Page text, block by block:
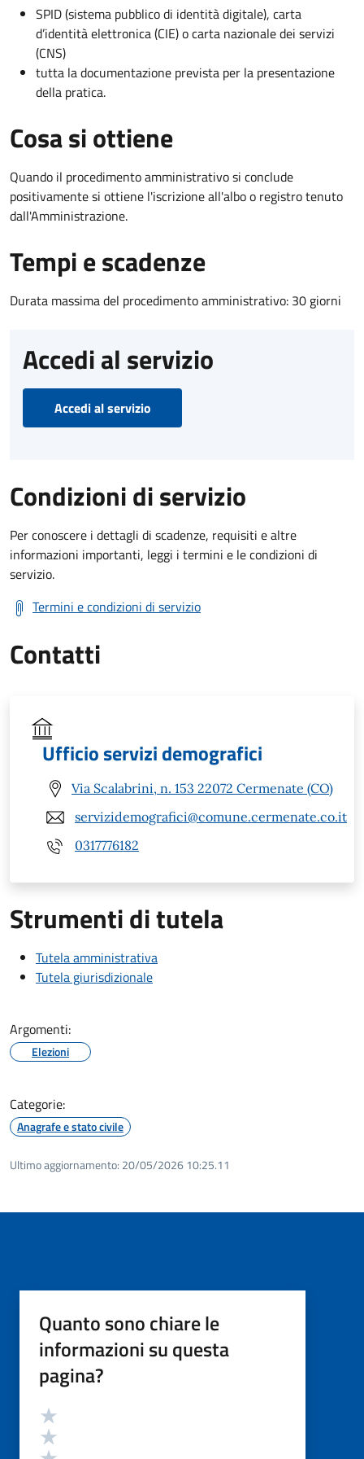
SPID (sistema pubblico di identità digitale), carta
d’identità elettronica (CIE) o carta nazionale dei servizi
(CNS)
tutta la documentazione prevista per la presentazione
della pratica.
Cosa si ottiene
Quando il procedimento amministrativo si conclude
positivamente si ottiene l'iscrizione all'albo o registro tenuto
dall'Amministrazione.
Tempi e scadenze
Durata massima del procedimento amministrativo: 30 giorni
Accedi al servizio
Accedi al servizio
Condizioni di servizio
Per conoscere i dettagli di scadenze, requisiti e altre
informazioni importanti, leggi i termini e le condizioni di
servizio.
Termini e condizioni di servizio
Contatti
Ufficio servizi demografici
Via Scalabrini, n. 153 22072 Cermenate (CO)
servizidemografici@comune.cermenate.co.it
0317776182
Strumenti di tutela
Tutela amministrativa
Tutela giurisdizionale
Argomenti:
Elezioni
Categorie:
Anagrafe e stato civile
Ultimo aggiornamento: 20/05/2026 10:25.11
Quanto sono chiare le
informazioni su questa
pagina?
Valutazione